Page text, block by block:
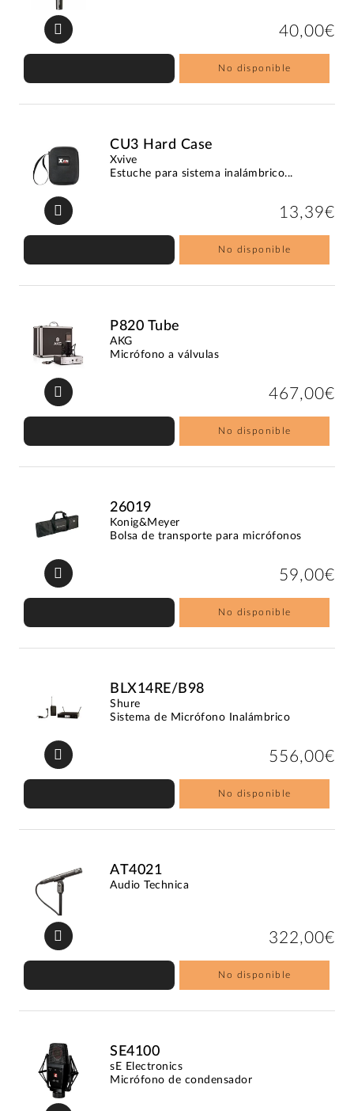
40,00€
No disponible
CU3 Hard Case
Xvive
Estuche para sistema inalámbrico...
13,39€
No disponible
P820 Tube
AKG
Micrófono a válvulas
467,00€
No disponible
26019
Konig&Meyer
Bolsa de transporte para micrófonos
59,00€
No disponible
BLX14RE/B98
Shure
Sistema de Micrófono Inalámbrico
556,00€
No disponible
AT4021
Audio Technica
322,00€
No disponible
SE4100
sE Electronics
Micrófono de condensador